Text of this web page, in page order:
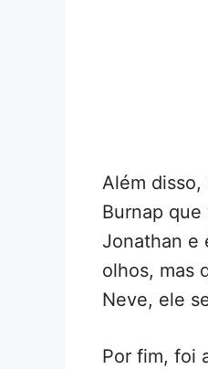
Além
Burnap
Jonathan e
olhos, mas
Neve, ele
Por fim, foi